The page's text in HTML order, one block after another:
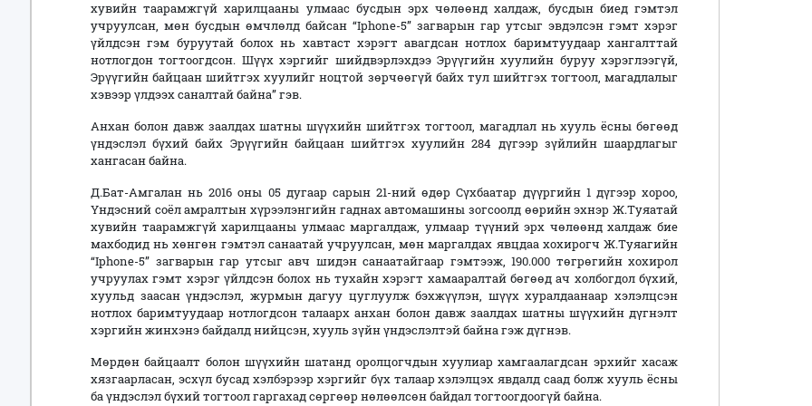
хувийн таарамжгүй харилцааны улмаас бусдын эрх чөлөөнд халдаж, бусдын биед гэмтэл
учруулсан, мөн бусдын өмчлөлд байсан “Iphone-5” загварын гар утсыг эвдэлсэн гэмт хэрэг
үйлдсэн гэм буруутай болох нь хавтаст хэрэгт авагдсан нотлох баримтуудаар хангалттай
нотлогдон тогтоогдсон. Шүүх хэргийг шийдвэрлэхдээ Эрүүгийн хуулийн буруу хэрэглээгүй,
Эрүүгийн байцаан шийтгэх хуулийг ноцтой зөрчөөгүй байх тул шийтгэх тогтоол, магадлалыг
хэвээр үлдээх саналтай байна” гэв.
Анхан болон давж заалдах шатны шүүхийн шийтгэх тогтоол, магадлал нь хууль ёсны бөгөөд
үндэслэл бүхий байх Эрүүгийн байцаан шийтгэх хуулийн 284 дүгээр зүйлийн шаардлагыг
хангасан байна.
Д.Бат-Амгалан нь 2016 оны 05 дугаар сарын 21-ний өдөр Сүхбаатар дүүргийн 1 дүгээр хороо,
Үндэсний соёл амралтын хүрээлэнгийн гаднах автомашины зогсоолд өөрийн эхнэр Ж.Туяатай
хувийн таарамжгүй харилцааны улмаас маргалдаж, улмаар түүний эрх чөлөөнд халдаж бие
махбодид нь хөнгөн гэмтэл санаатай учруулсан, мөн маргалдах явцдаа хохирогч Ж.Туяагийн
“Iphone-5” загварын гар утсыг авч шидэн санаатайгаар гэмтээж, 190.000 төгрөгийн хохирол
учруулах гэмт хэрэг үйлдсэн болох нь тухайн хэрэгт хамааралтай бөгөөд ач холбогдол бүхий,
хуульд заасан үндэслэл, журмын дагуу цуглуулж бэхжүүлэн, шүүх хуралдаанаар хэлэлцсэн
нотлох баримтуудаар нотлогдсон талаарх анхан болон давж заалдах шатны шүүхийн дүгнэлт
хэргийн жинхэнэ байдалд нийцсэн, хууль зүйн үндэслэлтэй байна гэж дүгнэв.
Мөрдөн байцаалт болон шүүхийн шатанд оролцогчдын хуулиар хамгаалагдсан эрхийг хасаж
хязгаарласан, эсхүл бусад хэлбэрээр хэргийг бүх талаар хэлэлцэх явдалд саад болж хууль ёсны
ба үндэслэл бүхий тогтоол гаргахад сөргөөр нөлөөлсөн байдал тогтоогдоогүй байна.